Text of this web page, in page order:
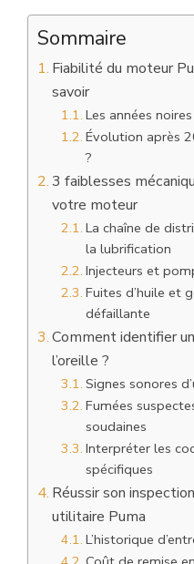
Sommaire
Fiabilité du moteur
savoir
Les années
Évolution après
?
3 faiblesses
votre moteur
La chaîne de
la lubrification
Injecteurs et
Fuites d’huile et
défaillante
Comment identifier
l’oreille ?
Signes sonores
Fumées
soudaines
Interpréter les
spécifiques
Réussir son
utilitaire Puma
L’historique